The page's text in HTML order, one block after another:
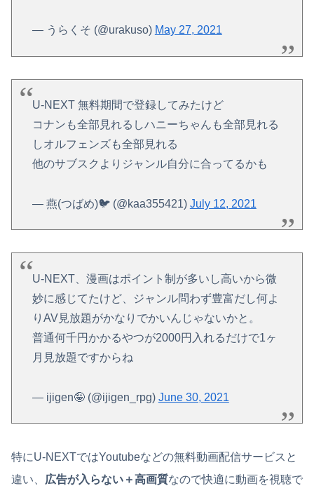
— うらくそ (@urakuso) May 27, 2021
U-NEXT 無料期間で登録してみたけど
コナンも全部見れるしハニーちゃんも全部見れる
しオルフェンズも全部見れる
他のサブスクよりジャンル自分に合ってるかも
— 燕(つばめ)🐦 (@kaa355421) July 12, 2021
U-NEXT、漫画はポイント制が多いし高いから微
妙に感じてたけど、ジャンル問わず豊富だし何よ
りAV見放題がかなりでかいんじゃないかと。
普通何千円かかるやつが2000円入れるだけで1ヶ
月見放題ですからね
— ijigen🤪 (@ijigen_rpg) June 30, 2021
特にU-NEXTではYoutubeなどの無料動画配信サービスと
違い、 広告が入らない＋高画質なので快適に動画を視聴で